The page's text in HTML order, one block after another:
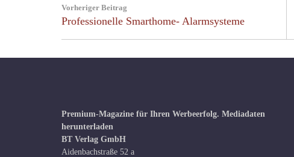
Vorheriger Beitrag
Previous
Post:
Professionelle Smarthome- Alarmsysteme
Premium-Magazine für Ihren Werbeerfolg. Mediadaten
herunterladen
BT Verlag GmbH
Aidenbachstraße 52 a